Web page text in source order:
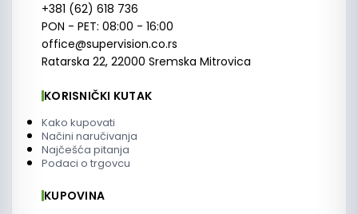
+381 (62) 618 736
PON - PET: 08:00 - 16:00
office@supervision.co.rs
Ratarska 22, 22000 Sremska Mitrovica
KORISNIČKI KUTAK
Kako kupovati
Načini naručivanja
Najčešća pitanja
Podaci o trgovcu
KUPOVINA